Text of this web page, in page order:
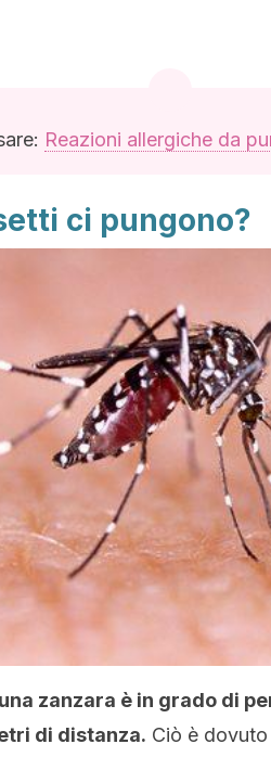
Reazioni allergiche da
ci pungono?
una zanzara è in grado di
di distanza. Ciò è